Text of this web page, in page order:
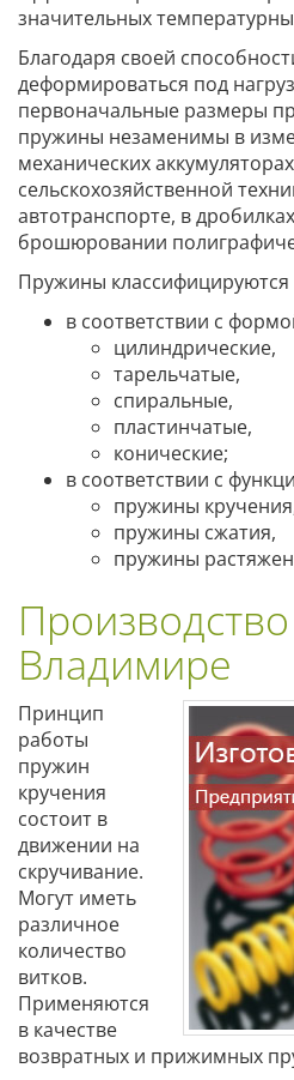
значительных
Благодаря своей
деформироваться под
первоначальные размеры
пружины незаменимы в
механических
сельскохозяйственной
автотранспорте, в
брошюровании
Пружины классифицируются
в соответствии с
цилиндрические,
тарельчатые,
спиральные,
пластинчатые,
конические;
в соответствии с
пружины
пружины сжатия,
пружины
Владимире
Принцип
работы
пружин
кручения
состоит в
движении на
скручивание.
Могут иметь
различное
количество
витков.
Применяются
в качестве
возвратных и прижимных